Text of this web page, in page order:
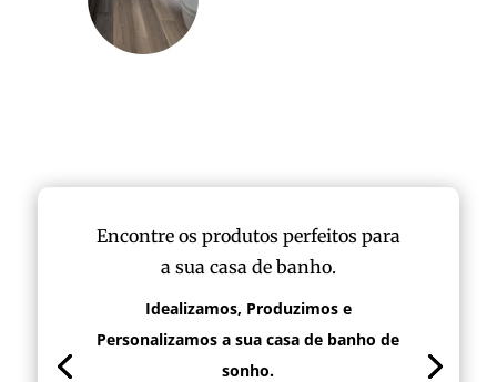
Encontre os produtos perfeitos para
a sua casa de banho.
Idealizamos, Produzimos e
Personalizamos a sua casa de banho de
sonho.